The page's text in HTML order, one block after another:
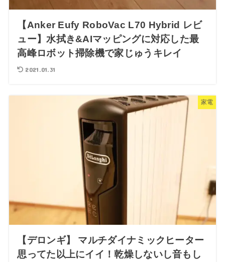
【Anker Eufy RoboVac L70 Hybrid レビ
ュー】水拭き&AIマッピングに対応した最
高峰ロボット掃除機で家じゅうキレイ
2021.01.31
家電
【デロンギ】 マルチダイナミックヒーター
思ってた以上にイイ！乾燥しないし音もし